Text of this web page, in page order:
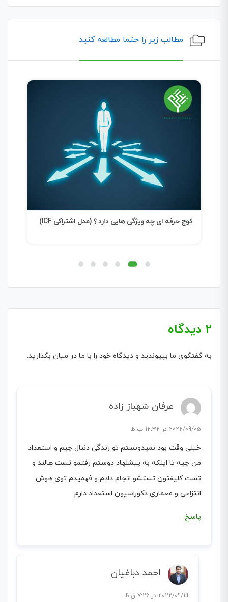
مطالب زیر را حتما مطالعه کنید
کوچ حرفه ای چه ویژگی هایی دارد ؟ (مدل اشتراکی ICF)
2 دیدگاه
به گفتگوی ما بپیوندید و دیدگاه خود را با ما در میان بگذارید.
عرفان شهباز زاده
2022/09/05 در 12:32 ب.ظ
خیلی وقت بود نمیدونستم تو زندگی دنبال چیم و استعداد
من چیه تا اینکه به پیشنهاد دوستم رفتمو تست هالند و
تست کلیفتون تستشو انجام دادم و فهمیدم توی هوش
انتزاعی و معماری دکوراسیون استعداد دارم
پاسخ
احمد دباغیان
2022/09/19 در 7:26 ق.ظ